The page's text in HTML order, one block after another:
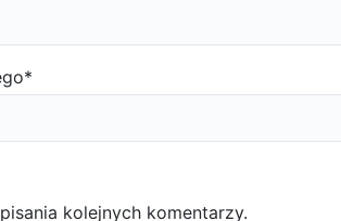
*
kolejnych komentarzy.